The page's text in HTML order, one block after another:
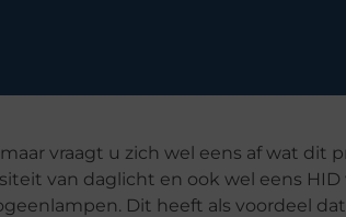
vraagt u zich wel eens af wat dit
van daglicht en ook wel eens
Dit heeft als voordeel